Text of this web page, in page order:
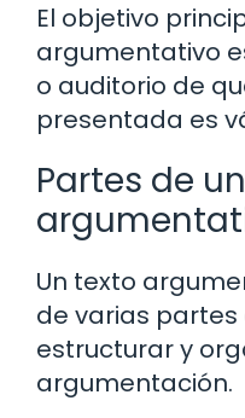
El objetivo
argumentativo
o auditorio de
presentada es
Partes de
Un texto
de varias
estructurar y
argumentación.